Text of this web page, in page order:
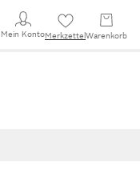
Mein KontoMerkzettel Warenkorb